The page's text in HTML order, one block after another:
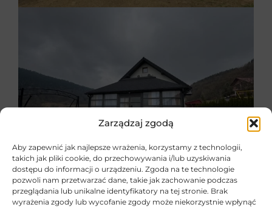
Zarządzaj zgodą
Aby zapewnić jak najlepsze wrażenia, korzystamy z technologii,
takich jak pliki cookie, do przechowywania i/lub uzyskiwania
dostępu do informacji o urządzeniu. Zgoda na te technologie
pozwoli nam przetwarzać dane, takie jak zachowanie podczas
przeglądania lub unikalne identyfikatory na tej stronie. Brak
wyrażenia zgody lub wycofanie zgody może niekorzystnie wpłynąć